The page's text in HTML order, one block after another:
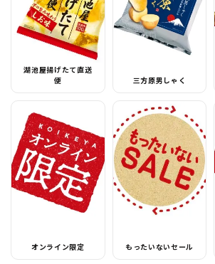
湖池屋揚げたて直送
便
三方原男しゃく
オンライン限定 もったいないセール